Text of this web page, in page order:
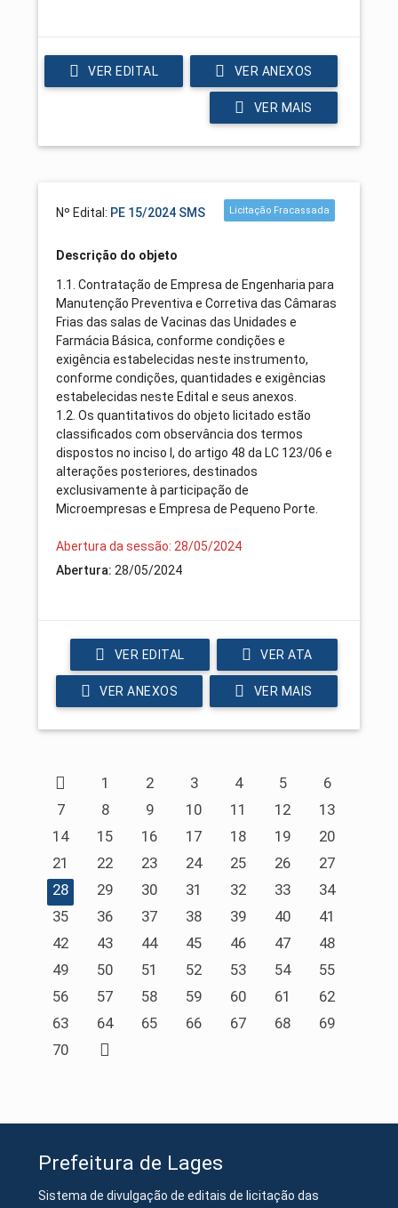
VER EDITAL VER ANEXOS
VER MAIS
Nº Edital: PE 15/2024 SMS Licitação Fracassada
Descrição do objeto
1.1. Contratação de Empresa de Engenharia para
Manutenção Preventiva e Corretiva das Câmaras
Frias das salas de Vacinas das Unidades e
Farmácia Básica, conforme condições e
exigência estabelecidas neste instrumento,
conforme condições, quantidades e exigências
estabelecidas neste Edital e seus anexos.
1.2. Os quantitativos do objeto licitado estão
classificados com observância dos termos
dispostos no inciso I, do artigo 48 da LC 123/06 e
alterações posteriores, destinados
exclusivamente à participação de
Microempresas e Empresa de Pequeno Porte.
Abertura da sessão: 28/05/2024
Abertura: 28/05/2024
VER EDITAL VER ATA
VER ANEXOS VER MAIS
1 2 3 4 5
6
7
8 9 10 11 12
13
14
15 16 17 18 19
20
21
22 23 24 25 26
27
28
29 30 31 32 33
34
35
36 37 38 39 40
41
42
43 44 45 46 47
48
49
50 51 52 53 54
55
56
57 58 59 60 61
62
63
64 65 66 67 68
69
70
Prefeitura de Lages
Sistema de divulgação de editais de licitação das